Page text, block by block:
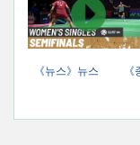
《뉴스》뉴스